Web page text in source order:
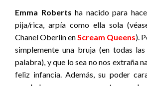
Emma Roberts ha nacido para
pija/rica, arpía como ella sola
Chanel Oberlin en Scream Queens).
simplemente una bruja (en todas
palabra), y que lo sea no nos extraña
feliz infancia. Además, su poder